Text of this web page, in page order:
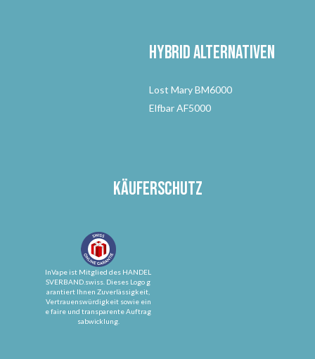
Hybrid Alternativen
Lost Mary BM6000
Elfbar AF5000
Käuferschutz
InVape ist Mitglied des HANDEL
SVERBAND.swiss. Dieses Logo g
arantiert Ihnen Zuverlässigkeit,
Vertrauenswürdigkeit sowie ein
e faire und transparente Auftrag
sabwicklung.